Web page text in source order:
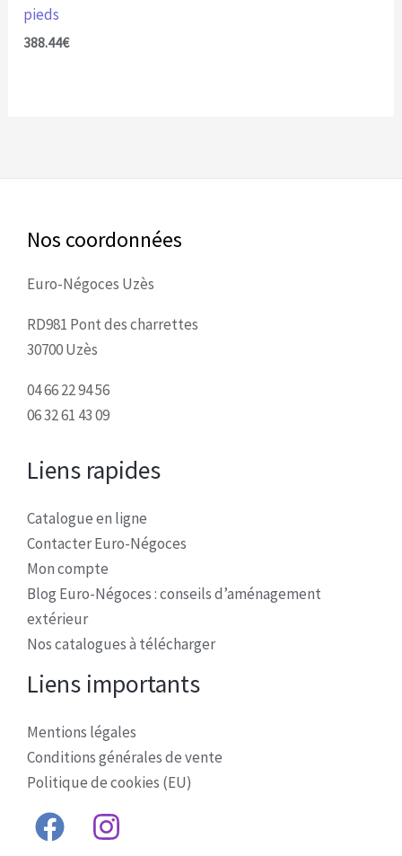
pieds
388.44€
la
page
Nos coordonnées
Euro-Négoces Uzès
RD981 Pont des charrettes
30700 Uzès
04 66 22 94 56
06 32 61 43 09
Liens rapides
Catalogue en ligne
Contacter Euro-Négoces
Mon compte
Blog Euro-Négoces : conseils d’aménagement
extérieur
Nos catalogues à télécharger
Liens importants
Mentions légales
Conditions générales de vente
Politique de cookies (EU)